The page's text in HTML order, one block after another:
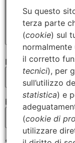
Nome*
Email *
Su questo
terza parte
(cookie) sul
il corretto
tecnici), per
sull’utilizzo
statistica) e
(cookie di
utilizzare